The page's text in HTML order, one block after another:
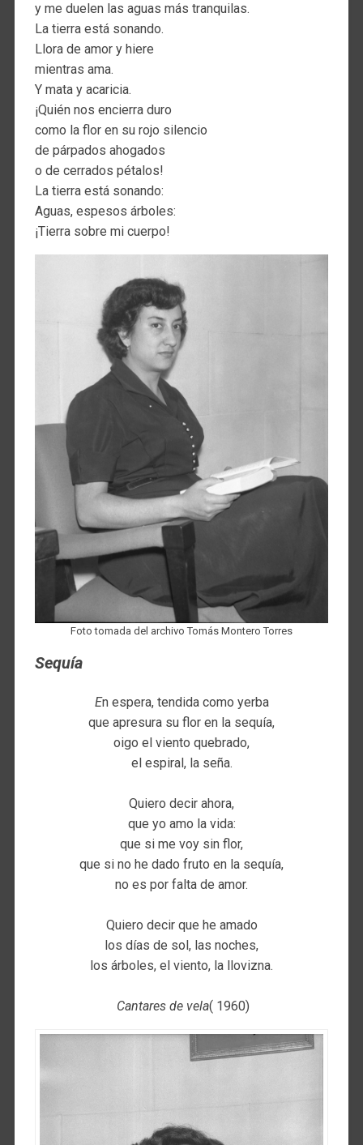
y me duelen las aguas más tranquilas.
La tierra está sonando.
Llora de amor y hiere
mientras ama.
Y mata y acaricia.
¡Quién nos encierra duro
como la flor en su rojo silencio
de párpados ahogados
o de cerrados pétalos!
La tierra está sonando:
Aguas, espesos árboles:
¡Tierra sobre mi cuerpo!
Foto tomada del archivo Tomás Montero Torres
Sequía
En espera, tendida como yerba
que apresura su flor en la sequía,
oigo el viento quebrado,
el espiral, la seña.
Quiero decir ahora,
que yo amo la vida:
que si me voy sin flor,
que si no he dado fruto en la sequía,
no es por falta de amor.
Quiero decir que he amado
los días de sol, las noches,
los árboles, el viento, la llovizna.
Cantares de vela( 1960)